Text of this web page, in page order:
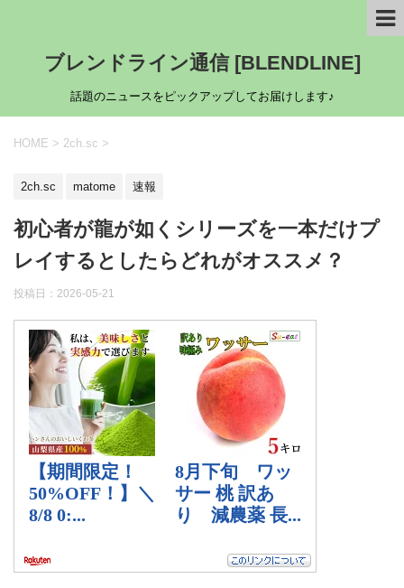
ブレンドライン通信 [BLENDLINE]
話題のニュースをピックアップしてお届けします♪
HOME > 2ch.sc >
2ch.sc matome 速報
初心者が龍が如くシリーズを一本だけプ
レイするとしたらどれがオススメ？
投稿日： 2026-05-21